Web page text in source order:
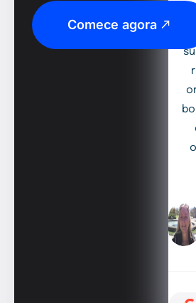
Comece agora